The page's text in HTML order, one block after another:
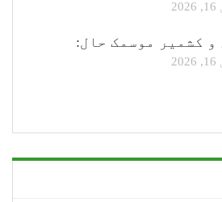
و کشمیر موسمک حال: